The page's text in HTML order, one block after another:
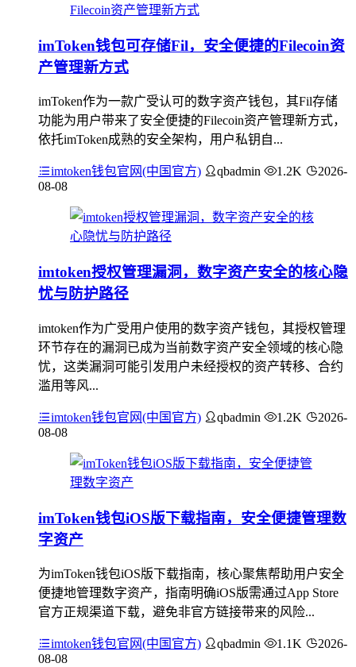
imToken钱包可存储Fil，安全便捷的Filecoin资
产管理新方式
imToken作为一款广受认可的数字资产钱包，其Fil存储
功能为用户带来了安全便捷的Filecoin资产管理新方式，
依托imToken成熟的安全架构，用户私钥自...
imtoken钱包官网(中国官方) qbadmin 1.2K
2026-
08-08
imtoken授权管理漏洞，数字资产安全的核心隐
忧与防护路径
imtoken作为广受用户使用的数字资产钱包，其授权管理
环节存在的漏洞已成为当前数字资产安全领域的核心隐
忧，这类漏洞可能引发用户未经授权的资产转移、合约
滥用等风...
imtoken钱包官网(中国官方) qbadmin 1.2K
2026-
08-08
imToken钱包iOS版下载指南，安全便捷管理数
字资产
为imToken钱包iOS版下载指南，核心聚焦帮助用户安全
便捷地管理数字资产，指南明确iOS版需通过App Store
官方正规渠道下载，避免非官方链接带来的风险...
imtoken钱包官网(中国官方) qbadmin 1.1K
2026-
08-08